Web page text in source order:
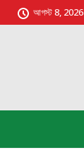
আগস্ট 8, 2026